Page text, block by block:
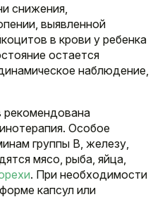
снижения,
выявленной
в крови у ребенка
остается
наблюдение,
рекомендована
Особое
группы B, железу,
мясо, рыба, яйца,
. При необходимости
капсул или